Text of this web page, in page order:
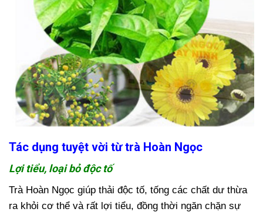
Tác dụng tuyệt vời từ trà Hoàn Ngọc
Lợi tiểu, loại bỏ độc tố
Trà Hoàn Ngọc giúp thải độc tố, tống các chất dư thừa
ra khỏi cơ thể và rất lợi tiểu, đồng thời ngăn chặn sự